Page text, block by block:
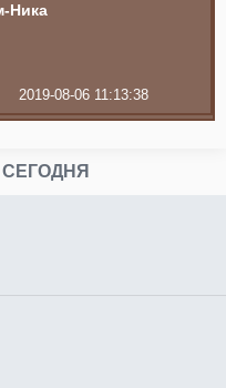
Ника
2019-08-06 11:13:38